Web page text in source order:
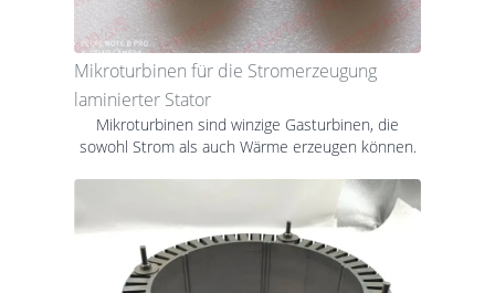
Mikroturbinen für die Stromerzeugung
laminierter Stator
Mikroturbinen sind winzige Gasturbinen, die
sowohl Strom als auch Wärme erzeugen können.